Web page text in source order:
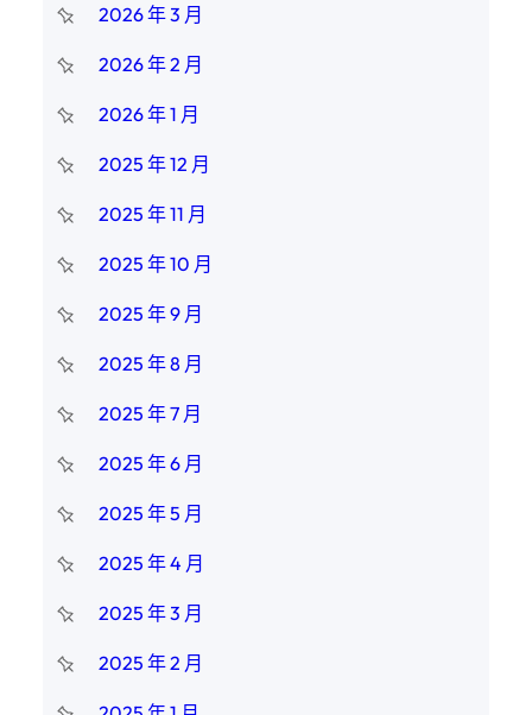
2026 年 3 月
2026 年 2 月
2026 年 1 月
2025 年 12 月
2025 年 11 月
2025 年 10 月
2025 年 9 月
2025 年 8 月
2025 年 7 月
2025 年 6 月
2025 年 5 月
2025 年 4 月
2025 年 3 月
2025 年 2 月